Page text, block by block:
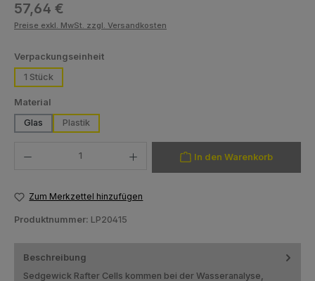
Regulärer Preis:
57,64 €
Preise exkl. MwSt. zzgl. Versandkosten
Verpackungseinheitauswählen
1 Stück
Material
Glas
Plastik
In den Warenkorb
Zum Merkzettel hinzufügen
Produktnummer: LP20415
Beschreibung
Sedgewick Rafter Cells kommen bei der Wasseranalyse,